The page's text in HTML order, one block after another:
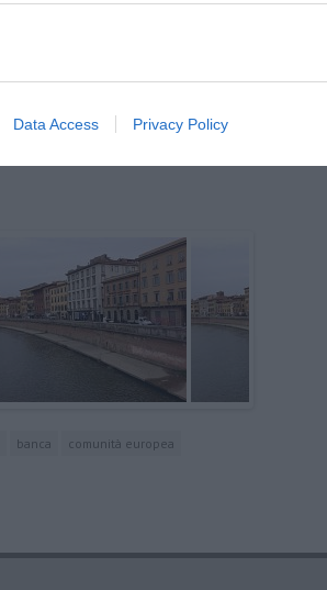
Data Access Privacy Policy
banca
comunità europea